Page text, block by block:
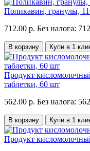
Поликавин, гранулы,
712.00 р. Без налога:
В корзину Купи в 1
Продукт
таблетки, 60 шт
562.00 р. Без налога:
В корзину Купи в 1
Продукт